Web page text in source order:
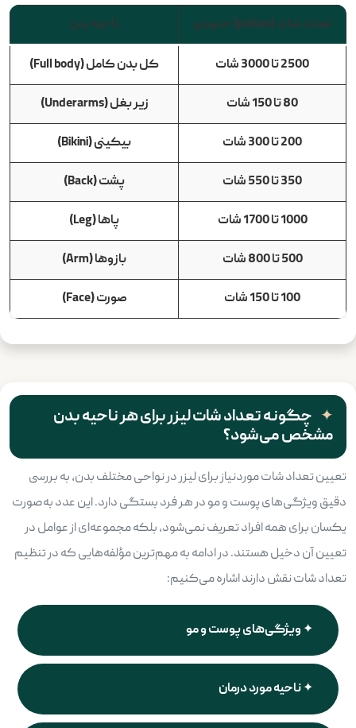
تعداد شات(pulses) حدودی ناحیه بدن
2500تا3000شات کل بدن کامل(Full body)
80تا150شات زیر بغل(Underarms)
200تا300شات بیکینی(Bikini)
350تا550شات پشت(Back)
1000تا1700شات پاها(Leg)
500تا800شات بازوها(Arm)
100تا150شات صورت(Face)
چگونه تعداد شات لیزر برای هر ناحیه بدن
مشخص می‌شود؟
تعیین تعداد شات موردنیاز برای لیزر در نواحی مختلف بدن، به بررسی
دقیق ویژگی‌های پوست و مو در هر فرد بستگی دارد. این عدد به‌صورت
یکسان برای همه افراد تعریف نمی‌شود، بلکه مجموعه‌ای از عوامل در
تعیین آن دخیل هستند. در ادامه به مهم‌ترین مؤلفه‌هایی که در تنظیم
تعداد شات نقش دارند اشاره می‌کنیم:
ویژگی‌های پوست و مو
ناحیه مورد درمان